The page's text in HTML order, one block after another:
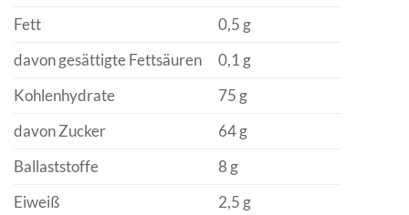
Fett
0,5 g
davon gesättigte Fettsäuren
0,1 g
Kohlenhydrate
75 g
davon Zucker
64 g
Ballaststoffe
8 g
Eiweiß
2,5 g